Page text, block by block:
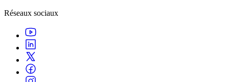
Réseaux sociaux